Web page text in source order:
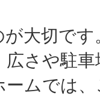
大切で
さや駐
ムでは